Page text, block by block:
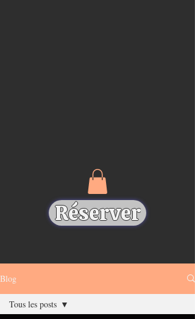
Réserver
Blog
Tous les posts